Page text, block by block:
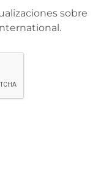
sobre